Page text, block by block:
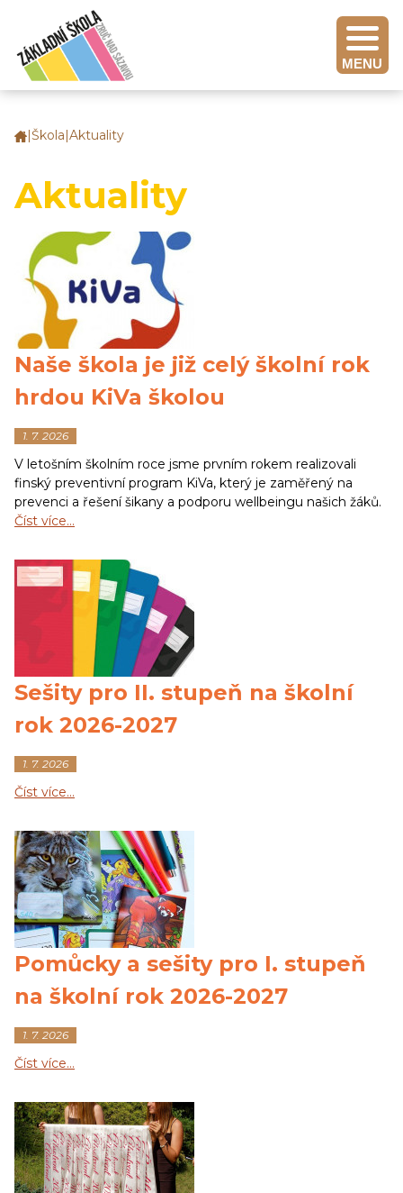
MENU
Základní
nad
Škola Aktuality
Aktuality
Naše škola je již celý školní rok
hrdou KiVa školou
1. 7. 2026
V letošním školním roce jsme prvním rokem realizovali
finský preventivní program KiVa, který je zaměřený na
prevenci a řešení šikany a podporu wellbeingu našich žáků.
Číst více…
Sešity pro II. stupeň na školní
rok 2026-2027
1. 7. 2026
Číst více…
Pomůcky a sešity pro I. stupeň
na školní rok 2026-2027
1. 7. 2026
Číst více…